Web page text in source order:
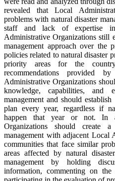
revealed that Local
problems with natural disaster
staff and lack of expertise in
Administrative Organizations still
management approach over the
policies related to natural disaster
priority areas for the
recommendations provided
Administrative Organizations
knowledge, capabilities, and
management and should
plan every year, regardless if
happen that year or not. In
Organizations should create
management with adjacent Local
communities that face similar
areas affected by natural
management by holding
information, commenting on